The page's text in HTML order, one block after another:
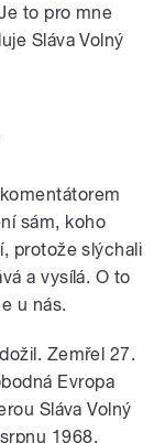
to pro mne
Sláva Volný
sám, koho
protože slýchali
a vysílá. O to
u nás.
Zemřel 27.
Evropa
Sláva Volný
1968.